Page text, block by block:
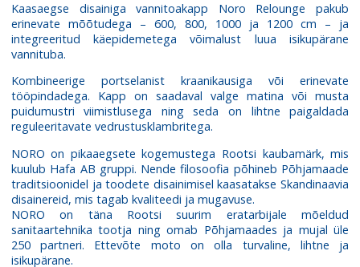
Kaasaegse disainiga vannitoakapp Noro Relounge pakub
erinevate mõõtudega – 600, 800, 1000 ja 1200 cm – ja
integreeritud käepidemetega võimalust luua isikupärane
vannituba.
Kombineerige portselanist kraanikausiga või erinevate
tööpindadega. Kapp on saadaval valge matina või musta
puidumustri viimistlusega ning seda on lihtne paigaldada
reguleeritavate vedrustusklambritega.
NORO on pikaaegsete kogemustega Rootsi kaubamärk, mis
kuulub Hafa AB gruppi. Nende filosoofia põhineb Põhjamaade
traditsioonidel ja toodete disainimisel kaasatakse Skandinaavia
disainereid, mis tagab kvaliteedi ja mugavuse.
NORO on täna Rootsi suurim eratarbijale mõeldud
sanitaartehnika tootja ning omab Põhjamaades ja mujal üle
250 partneri. Ettevõte moto on olla turvaline, lihtne ja
isikupärane.